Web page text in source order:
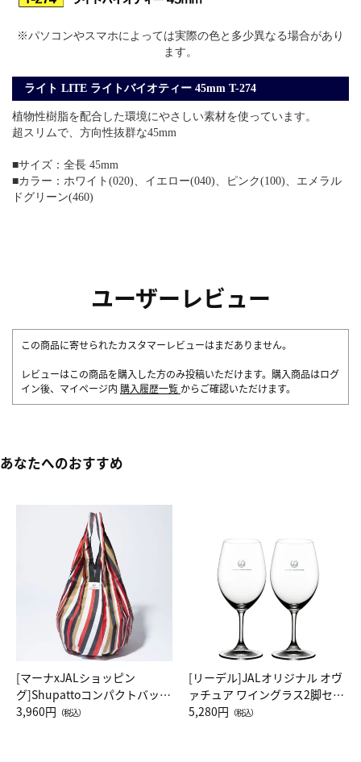
※パソコンやスマホによっては実際の色と多少異なる場合があり
ます。
ライト LITE ライトバイオティー 45mm T-274
植物性樹脂を配合した環境にやさしい素材を使っています。
超スリムで、方向性抜群な45mm
■サイズ：全長 45mm
■カラー：ホワイト(020)、イエロー(040)、ピンク(100)、エメラル
ドグリーン(460)
ユーザーレビュー
この商品に寄せられたカスタマーレビューはまだありません。
レビューはこの商品を購入した方のみ投稿いただけます。購入商品はログ
イン後、マイページ内 購入履歴一覧 からご確認いただけます。
あなたへのおすすめ
[マーナxJALショッピン
グ]Shupattoコンパクトバッグ
Drop JAL客室乗務員（LC）ス
3,960円 （税込）
[リーデル]JALオリジナル オヴ
ァチュア ワイングラス2脚セッ
ト（レッドワイン）
5,280円 （税込）